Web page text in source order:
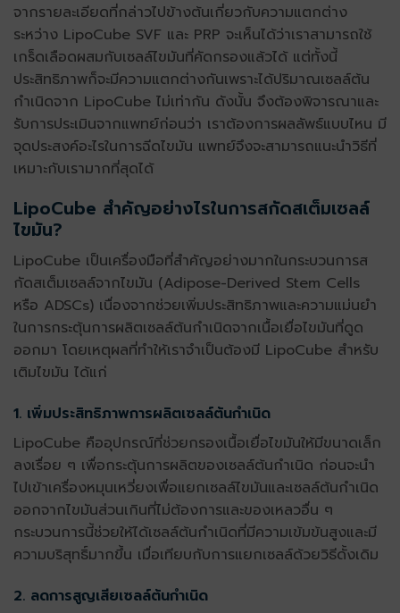
จากรายละเอียดที่กล่าวไปข้างต้นเกี่ยวกับความแตกต่าง
ระหว่าง LipoCube SVF และ PRP จะเห็นได้ว่าเราสามารถใช้
เกร็ดเลือดผสมกับเซลล์ไขมันที่คัดกรองแล้วได้ แต่ทั้งนี้
ประสิทธิภาพก็จะมีความแตกต่างกันเพราะได้ปริมาณเซลล์ต้น
กำเนิดจาก LipoCube ไม่เท่ากัน ดังนั้น จึงต้องพิจารณาและ
รับการประเมินจากแพทย์ก่อนว่า เราต้องการผลลัพธ์แบบไหน มี
จุดประสงค์อะไรในการฉีดไขมัน แพทย์จึงจะสามารถแนะนำวิธีที่
เหมาะกับเรามากที่สุดได้
LipoCube สำคัญอย่างไรในการสกัดสเต็มเซลล์
ไขมัน?
LipoCube เป็นเครื่องมือที่สำคัญอย่างมากในกระบวนการส
กัดสเต็มเซลล์จากไขมัน (Adipose-Derived Stem Cells
หรือ ADSCs) เนื่องจากช่วยเพิ่มประสิทธิภาพและความแม่นยำ
ในการกระตุ้นการผลิตเซลล์ต้นกำเนิดจากเนื้อเยื่อไขมันที่ดูด
ออกมา โดยเหตุผลที่ทำให้เราจำเป็นต้องมี LipoCube สำหรับ
เติมไขมัน ได้แก่
1. เพิ่มประสิทธิภาพการผลิตเซลล์ต้นกำเนิด
LipoCube คืออุปกรณ์ที่ช่วยกรองเนื้อเยื่อไขมันให้มีขนาดเล็ก
ลงเรื่อย ๆ เพื่อกระตุ้นการผลิตของเซลล์ต้นกำเนิด ก่อนจะนำ
ไปเข้าเครื่องหมุนเหวี่ยงเพื่อแยกเซลล์ไขมันและเซลล์ต้นกำเนิด
ออกจากไขมันส่วนเกินที่ไม่ต้องการและของเหลวอื่น ๆ
กระบวนการนี้ช่วยให้ได้เซลล์ต้นกำเนิดที่มีความเข้มข้นสูงและมี
ความบริสุทธิ์มากขึ้น เมื่อเทียบกับการแยกเซลล์ด้วยวิธีดั้งเดิม
2. ลดการสูญเสียเซลล์ต้นกำเนิด